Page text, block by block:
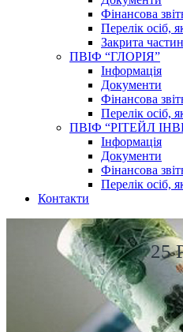
Фінансова
Перелік осіб,
Закрита
ПВІФ “ГЛОРІЯ”
Інформація
Документи
Фінансова
Перелік осіб,
ПВІФ “РІТЕЙЛ
Інформація
Документи
Фінансова
Перелік осіб,
Контакти
25